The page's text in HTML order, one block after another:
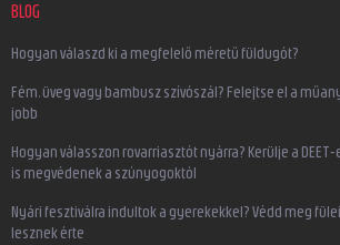
BLOG
Hogyan válaszd ki a megfelelő méretű füldugót?
Fém, üveg vagy bambusz szívószál? Felejtse el a
jobb
Hogyan válasszon rovarriasztót nyárra? Kerülje a
is megvédenek a szúnyogoktól
Nyári fesztiválra indultok a gyerekekkel? Védd meg
lesznek érte